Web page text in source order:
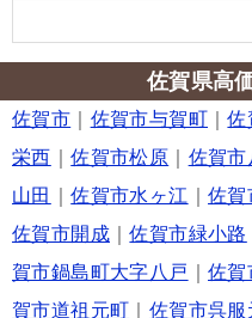
佐賀県高
佐賀市 佐賀市与賀町 ｜佐
栄西
｜佐賀市松原 佐賀市
山田
｜佐賀市水ヶ江 ｜佐賀
佐賀市開成 ｜佐賀市緑小路
賀市鍋島町大字八戸 ｜佐賀
賀市道祖元町
佐賀市呉服